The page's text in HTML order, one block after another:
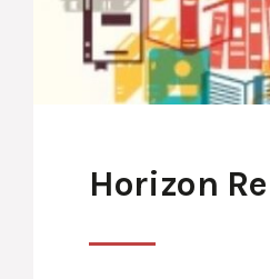
Horizon